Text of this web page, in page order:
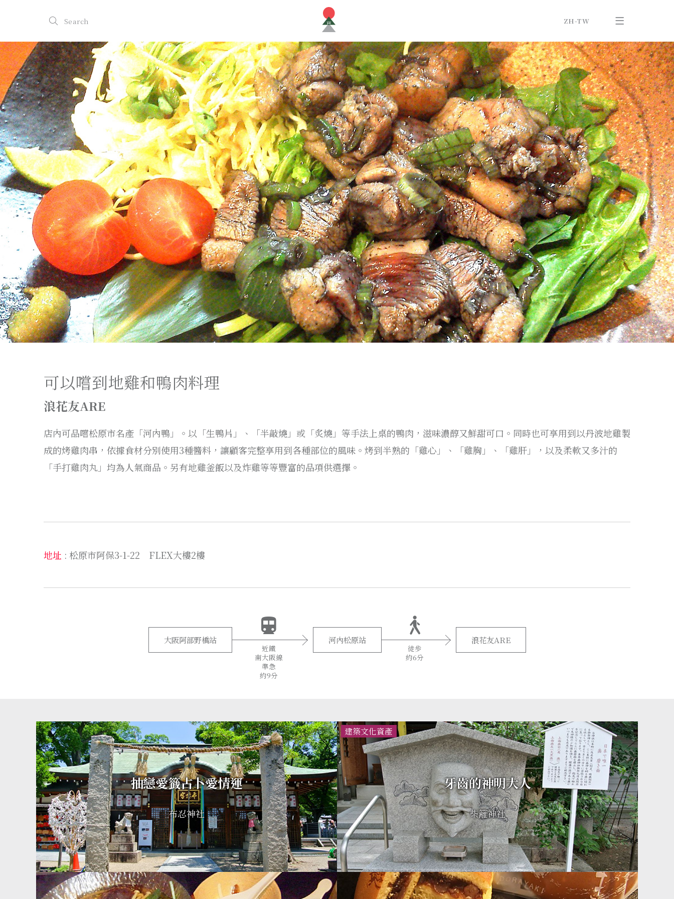
Search ZH-TW
可以嚐到地雞和鴨肉料理
浪花友ARE
店內可品嚐松原市名產「河內鴨」。以「生鴨片」、「半敲燒」或「炙燒」等手法上桌的鴨肉，滋味濃醇又鮮甜可口。同時也可享用到以丹波地雞製
成的烤雞肉串，依據食材分別使用3種醬料，讓顧客完整享用到各種部位的風味。烤到半熟的「雞心」、「雞胸」、「雞肝」，以及柔軟又多汁的
「手打雞肉丸」均為人氣商品。另有地雞釜飯以及炸雞等等豐富的品項供選擇。
地址 : 松原市阿保3-1-22 FLEX大樓2樓
大阪阿部野橋站
近鐵
南大阪線
準急
約9分
河內松原站
徒歩
約6分
浪花友ARE
抽戀愛籤占卜愛情運
布忍神社
建築文化資產
牙齒的神明大人
柴籬神社